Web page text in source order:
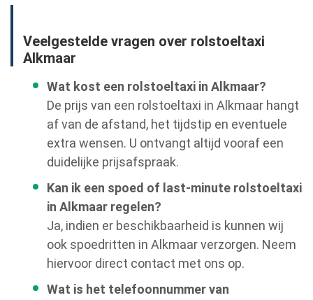
Veelgestelde vragen over rolstoeltaxi
Alkmaar
Wat kost een rolstoeltaxi in Alkmaar?
De prijs van een rolstoeltaxi in Alkmaar hangt
af van de afstand, het tijdstip en eventuele
extra wensen. U ontvangt altijd vooraf een
duidelijke prijsafspraak.
Kan ik een spoed of last-minute rolstoeltaxi
in Alkmaar regelen?
Ja, indien er beschikbaarheid is kunnen wij
ook spoedritten in Alkmaar verzorgen. Neem
hiervoor direct contact met ons op.
Wat is het telefoonnummer van